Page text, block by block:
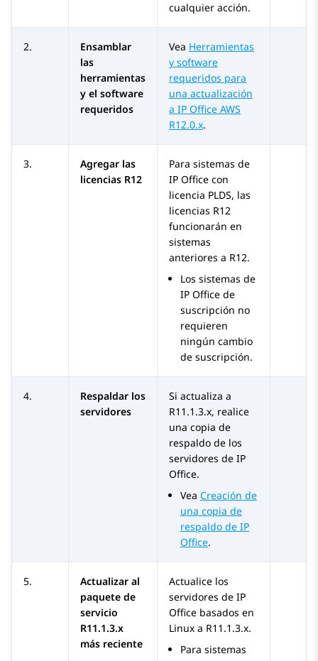
cualquier acción.
2.
Ensamblar
las
herramientas
y el software
requeridos
Vea Herramientas
y software
requeridos para
una actualización
a IP Office AWS
R12.0.x.
3.
Agregar las
licencias R12
Para sistemas de
IP Office con
licencia PLDS, las
licencias R12
funcionarán en
sistemas
anteriores a R12.
Los sistemas de
IP Office de
suscripción no
requieren
ningún cambio
de suscripción.
4.
Respaldar los
servidores
Si actualiza a
R11.1.3.x, realice
una copia de
respaldo de los
servidores de IP
Office.
Vea Creación de
una copia de
respaldo de IP
Office.
5.
Actualizar al
paquete de
servicio
R11.1.3.x
más reciente
Actualice los
servidores de IP
Office basados en
Linux a R11.1.3.x.
Para sistemas